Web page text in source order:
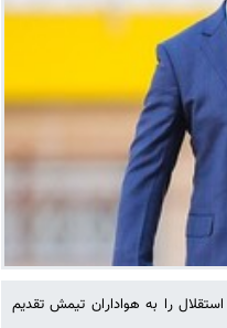
را به هواداران تیمش تقدیم